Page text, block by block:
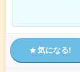
気になる!